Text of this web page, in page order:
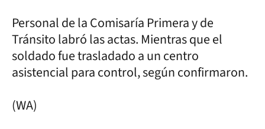
Personal de la Comisaría Primera y de
Tránsito labró las actas. Mientras que el
soldado fue trasladado a un centro
asistencial para control, según confirmaron.
(WA)